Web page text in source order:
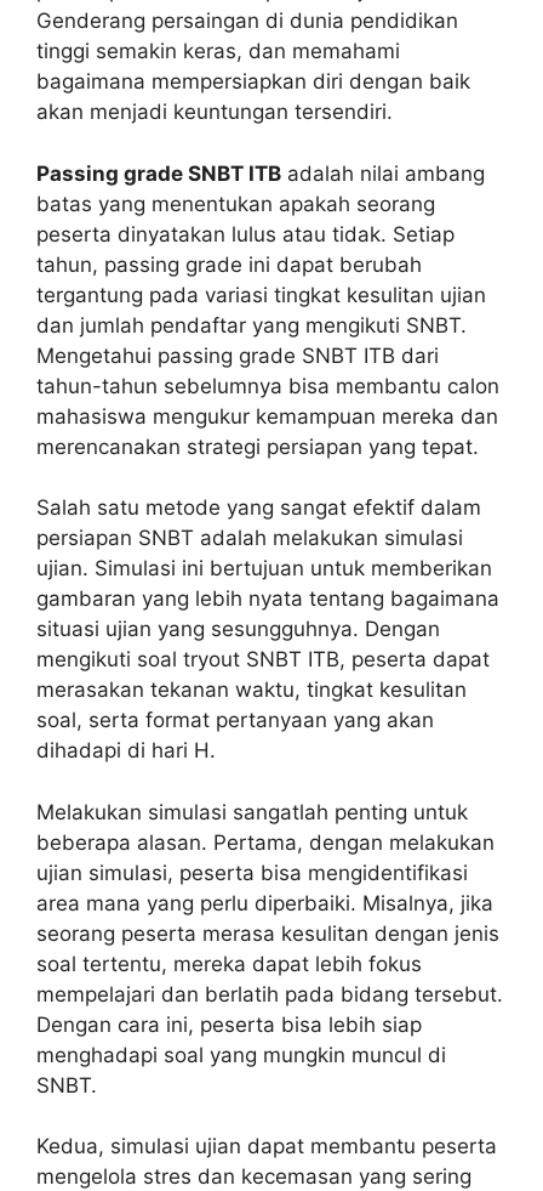
Genderang persaingan di dunia pendidikan
tinggi semakin keras, dan memahami
bagaimana mempersiapkan diri dengan baik
akan menjadi keuntungan tersendiri.
Passing grade SNBT ITB adalah nilai ambang
batas yang menentukan apakah seorang
peserta dinyatakan lulus atau tidak. Setiap
tahun, passing grade ini dapat berubah
tergantung pada variasi tingkat kesulitan ujian
dan jumlah pendaftar yang mengikuti SNBT.
Mengetahui passing grade SNBT ITB dari
tahun-tahun sebelumnya bisa membantu calon
mahasiswa mengukur kemampuan mereka dan
merencanakan strategi persiapan yang tepat.
Salah satu metode yang sangat efektif dalam
persiapan SNBT adalah melakukan simulasi
ujian. Simulasi ini bertujuan untuk memberikan
gambaran yang lebih nyata tentang bagaimana
situasi ujian yang sesungguhnya. Dengan
mengikuti soal tryout SNBT ITB, peserta dapat
merasakan tekanan waktu, tingkat kesulitan
soal, serta format pertanyaan yang akan
dihadapi di hari H.
Melakukan simulasi sangatlah penting untuk
beberapa alasan. Pertama, dengan melakukan
ujian simulasi, peserta bisa mengidentifikasi
area mana yang perlu diperbaiki. Misalnya, jika
seorang peserta merasa kesulitan dengan jenis
soal tertentu, mereka dapat lebih fokus
mempelajari dan berlatih pada bidang tersebut.
Dengan cara ini, peserta bisa lebih siap
menghadapi soal yang mungkin muncul di
SNBT.
Kedua, simulasi ujian dapat membantu peserta
mengelola stres dan kecemasan yang sering